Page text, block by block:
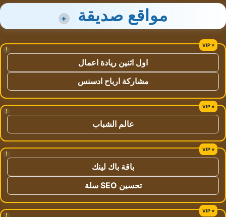
مواقع صديقة +
!
اول اثنين ريادة اعمال
مشاركة ارباح ادسنس
!
عالم الشباب
!
باقة باك لينك
تحسين SEO سلة
!